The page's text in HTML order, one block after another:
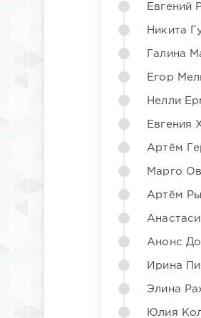
Евгений
Никита
Галина
Егор
Нелли
Евгения
Артём
Марго
Артём
Анонс
Ирина
Элина
Юлия